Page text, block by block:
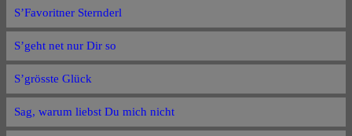
S’Favoritner Sternderl
S’geht net nur Dir so
S’grösste Glück
Sag, warum liebst Du mich nicht